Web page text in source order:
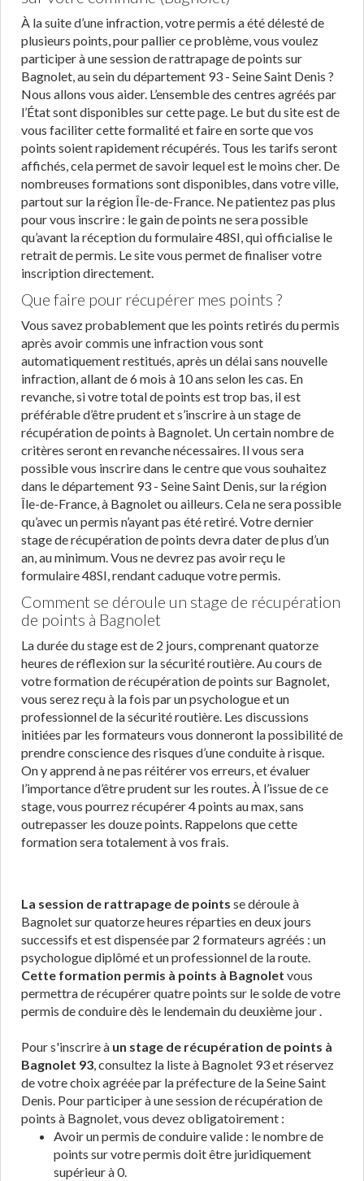
À la suite d’une infraction, votre permis a été délesté de
plusieurs points, pour pallier ce problème, vous voulez
participer à une session de rattrapage de points sur
Bagnolet, au sein du département 93 - Seine Saint Denis ?
Nous allons vous aider. L’ensemble des centres agréés par
l’État sont disponibles sur cette page. Le but du site est de
vous faciliter cette formalité et faire en sorte que vos
points soient rapidement récupérés. Tous les tarifs seront
affichés, cela permet de savoir lequel est le moins cher. De
nombreuses formations sont disponibles, dans votre ville,
partout sur la région Île-de-France. Ne patientez pas plus
pour vous inscrire : le gain de points ne sera possible
qu’avant la réception du formulaire 48SI, qui officialise le
retrait de permis. Le site vous permet de finaliser votre
inscription directement.
Que faire pour récupérer mes points ?
Vous savez probablement que les points retirés du permis
après avoir commis une infraction vous sont
automatiquement restitués, après un délai sans nouvelle
infraction, allant de 6 mois à 10 ans selon les cas. En
revanche, si votre total de points est trop bas, il est
préférable d’être prudent et s’inscrire à un stage de
récupération de points à Bagnolet. Un certain nombre de
critères seront en revanche nécessaires. Il vous sera
possible vous inscrire dans le centre que vous souhaitez
dans le département 93 - Seine Saint Denis, sur la région
Île-de-France, à Bagnolet ou ailleurs. Cela ne sera possible
qu’avec un permis n’ayant pas été retiré. Votre dernier
stage de récupération de points devra dater de plus d’un
an, au minimum. Vous ne devrez pas avoir reçu le
formulaire 48SI, rendant caduque votre permis.
Comment se déroule un stage de récupération
de points à Bagnolet
La durée du stage est de 2 jours, comprenant quatorze
heures de réflexion sur la sécurité routière. Au cours de
votre formation de récupération de points sur Bagnolet,
vous serez reçu à la fois par un psychologue et un
professionnel de la sécurité routière. Les discussions
initiées par les formateurs vous donneront la possibilité de
prendre conscience des risques d’une conduite à risque.
On y apprend à ne pas réitérer vos erreurs, et évaluer
l’importance d’être prudent sur les routes. À l’issue de ce
stage, vous pourrez récupérer 4 points au max, sans
outrepasser les douze points. Rappelons que cette
formation sera totalement à vos frais.
La session de rattrapage de points se déroule à
Bagnolet sur quatorze heures réparties en deux jours
successifs et est dispensée par 2 formateurs agréés : un
psychologue diplômé et un professionnel de la route.
Cette formation permis à points à Bagnolet vous
permettra de récupérer quatre points sur le solde de votre
permis de conduire dès le lendemain du deuxième jour .
Pour s'inscrire à un stage de récupération de points à
Bagnolet 93, consultez la liste à Bagnolet 93 et réservez
de votre choix agréée par la préfecture de la Seine Saint
Denis. Pour participer à une session de récupération de
points à Bagnolet, vous devez obligatoirement :
Avoir un permis de conduire valide : le nombre de
points sur votre permis doit être juridiquement
supérieur à 0.